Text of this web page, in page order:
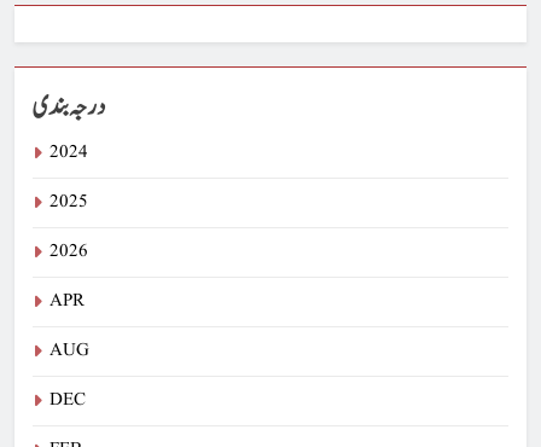
درجہ بندی
2024
2025
2026
APR
AUG
DEC